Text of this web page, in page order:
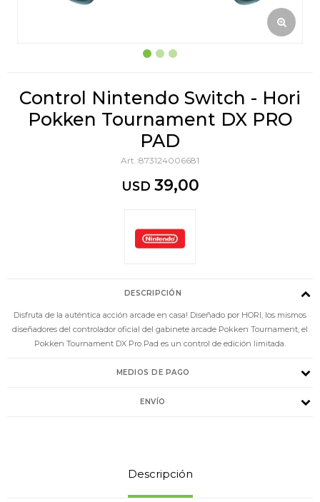
Control Nintendo Switch - Hori
Pokken Tournament DX PRO
PAD
873124006681
USD 39,00
DESCRIPCIÓN
Disfruta de la auténtica acción arcade en casa! Diseñado por HORI, los mismos
diseñadores del controlador oficial del gabinete arcade Pokken Tournament, el
Pokken Tournament DX Pro Pad es un control de edición limitada.
MEDIOS DE PAGO
ENVÍO
Descripción